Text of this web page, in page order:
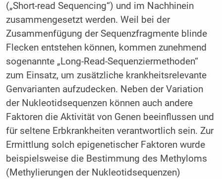
(„Short-read Sequencing“) und im Nachhinein
zusammengesetzt werden. Weil bei der
Zusammenfügung der Sequenzfragmente blinde
Flecken entstehen können, kommen zunehmend
sogenannte „Long-Read-Sequenziermethoden“
zum Einsatz, um zusätzliche krankheitsrelevante
Genvarianten aufzudecken. Neben der Variation
der Nukleotidsequenzen können auch andere
Faktoren die Aktivität von Genen beeinflussen und
für seltene Erbkrankheiten verantwortlich sein. Zur
Ermittlung solch epigenetischer Faktoren wurde
beispielsweise die Bestimmung des Methyloms
(Methylierungen der Nukleotidsequenzen)